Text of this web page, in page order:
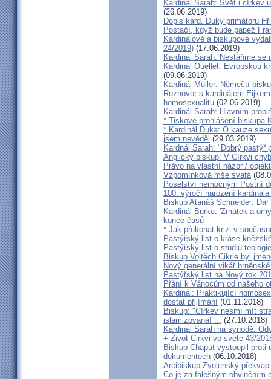
Kardinál Sarah: Svět i církev
(26.06.2019)
Dopis kard. Duky primátoru
Postačí, když bude papež
Kardinálové a biskupové
24/2019) (17.06.2019)
Kardinál Sarah: Nestaňme
Kardinál Ouellet: Evropskou
(09.06.2019)
Kardinál Müller: Němečtí
Rozhovor s kardinálem
homosexualitu (02.06.2019)
Kardinál Sarah: Hlavním
* Tiskové prohlášení biskupa
* Kardinál Duka: O kauze
jsem nevěděl (29.03.2019)
Kardnál Sarah: "Dobrý
Anglický biskup: V Církvi
Právo na vlastní názor /
Vzpomínková mše svatá
Poselství nemocným Postní
100. výročí narození
Biskup Atanáš Schneider:
Kardinál Burke: 'Zmatek a
konce časů
* Jak překonat krizi v
Pastýřský list o kráse
Pastýřský list o studiu teologie
Biskup Vojtěch Cikrle byl
Nový generální vikář
Pastýřský list na Nový rok
Přání k Vánocům od našeho
Kardinál: Praktikující
dostat přijímání (01.11.2018)
Biskup: "Církev nesmí mít
islamizovaná! ... (27.10.2018)
Kardinál Sarah na synodě:
+ Život Cirkvi vo svete 43/
Biskup Chaput vystoupil
dokumentech (06.10.2018)
Arcibiskup Zvolenský
Co je za falešným obviněním